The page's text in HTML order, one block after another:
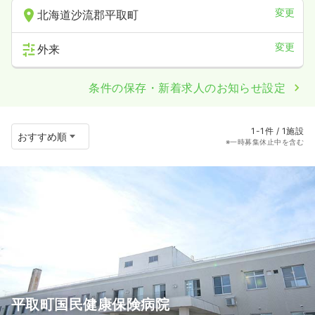
北海道沙流郡平取町 変更
外来 変更
条件の保存・新着求人のお知らせ設定
1-1件 / 1施設
※一時募集休止中を含む
平取町国民健康保険病院